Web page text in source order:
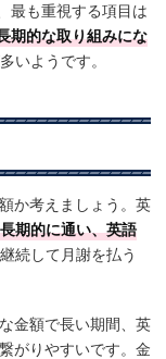
最も重視する項目は
期的な取り組みにな
いようです。
か考えましょう。英
長期的に通い、英語
続して月謝を払う
金額で長い期間、英
がりやすいです。金